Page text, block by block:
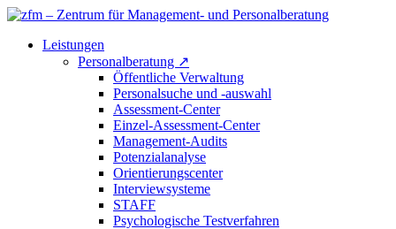
Leistungen
Personalberatung ↗
Öffentliche Verwaltung
Personalsuche und -auswahl
Assessment-Center
Einzel-Assessment-Center
Management-Audits
Potenzialanalyse
Orientierungscenter
Interviewsysteme
STAFF
Psychologische Testverfahren